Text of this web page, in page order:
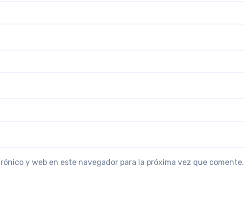
y web en este navegador para la próxima vez que comente.